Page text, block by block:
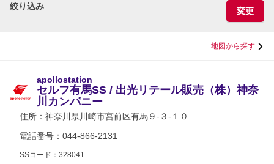
絞り込み 変更
地図から探す
apollostation
セルフ有馬SS / 出光リテール販売（株）神奈
川カンパニー
住所： 神奈川県川崎市宮前区有馬９-３-１０
電話番号：044-866-2131
SSコード：328041